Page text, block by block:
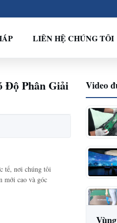
LIÊN HỆ CHÚNG TÔI
Độ Phân Giải
tế, nơi chúng tôi
mới cao và góc
Video